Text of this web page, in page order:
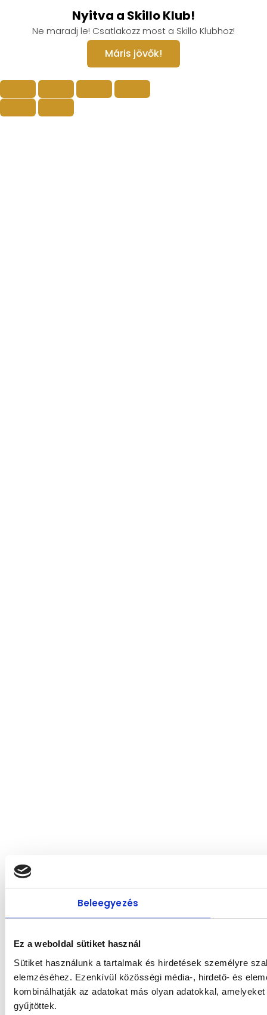
Beleegyezés
Ez a weboldal sütiket használ
Sütiket használunk a tartalmak és hirdetések személyre
elemzéséhez. Ezenkívül közösségi média-, hirdető- és
kombinálhatják az adatokat más olyan adatokkal,
gyűjtöttek.
Nyitva a Skillo Klub!
Ne maradj le! Csatlakozz most a Skillo Klubhoz!
Máris jövők!